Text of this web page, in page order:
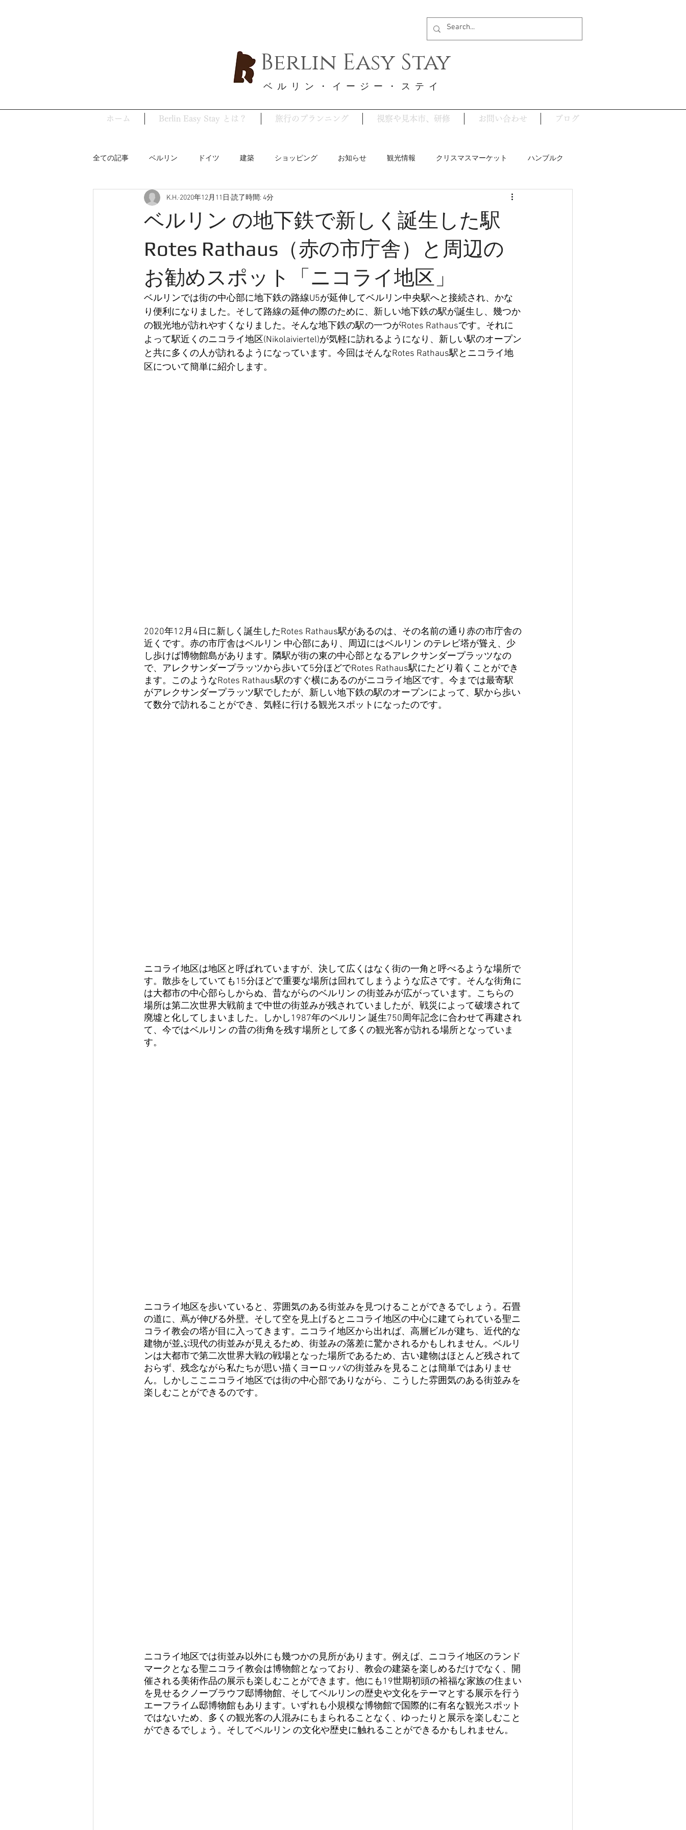
ホーム Berlin Easy Stay とは？ 旅行のプランニング 視察や見本市、研修 お問い合わせ ブログ
Berlin Easy Stay
​ベルリン・イージー・ステイ
全ての記事 ベルリン ドイツ 建築 ショッピング お知らせ 観光情報 クリスマスマーケット ハンブルク
ベルリンの史跡 バウハウス ベルリンのイベント
ベルリン の地下鉄で新しく誕生した駅
Rotes Rathaus（赤の市庁舎）と周辺の
お勧めスポット「ニコライ地区」
K.H. 2020年12月11日 読了時間: 4分
ベルリンでは街の中心部に地下鉄の路線U5が延伸してベルリン中央駅へと接続され、かな
り便利になりました。そして路線の延伸の際のために、新しい地下鉄の駅が誕生し、幾つか
の観光地が訪れやすくなりました。そんな地下鉄の駅の一つがRotes Rathausです。それに
よって駅近くのニコライ地区(Nikolaiviertel)が気軽に訪れるようになり、新しい駅のオープン
と共に多くの人が訪れるようになっています。今回はそんなRotes Rathaus駅とニコライ地
区について簡単に紹介します。
2020年12月4日に新しく誕生したRotes Rathaus駅があるのは、その名前の通り赤の市庁舎の
近くです。赤の市庁舎はベルリン 中心部にあり、周辺にはベルリン のテレビ塔が聳え、少
し歩けば博物館島があります。隣駅が街の東の中心部となるアレクサンダープラッツなの
で、アレクサンダープラッツから歩いて5分ほどでRotes Rathaus駅にたどり着くことができ
ます。このようなRotes Rathaus駅のすぐ横にあるのがニコライ地区です。今までは最寄駅
がアレクサンダープラッツ駅でしたが、新しい地下鉄の駅のオープンによって、駅から歩い
て数分で訪れることができ、気軽に行ける観光スポットになったのです。
ニコライ地区は地区と呼ばれていますが、決して広くはなく街の一角と呼べるような場所で
す。散歩をしていても15分ほどで重要な場所は回れてしまうような広さです。そんな街角に
は大都市の中心部らしからぬ、昔ながらのベルリン の街並みが広がっています。こちらの
場所は第二次世界大戦前まで中世の街並みが残されていましたが、戦災によって破壊されて
廃墟と化してしまいました。しかし1987年のベルリン 誕生750周年記念に合わせて再建され
て、今ではベルリン の昔の街角を残す場所として多くの観光客が訪れる場所となっていま
す。
ニコライ地区を歩いていると、雰囲気のある街並みを見つけることができるでしょう。石畳
の道に、蔦が伸びる外壁。そして空を見上げるとニコライ地区の中心に建てられている聖ニ
コライ教会の塔が目に入ってきます。ニコライ地区から出れば、高層ビルが建ち、近代的な
建物が並ぶ現代の街並みが見えるため、街並みの落差に驚かされるかもしれません。ベルリ
ンは大都市で第二次世界大戦の戦場となった場所であるため、古い建物はほとんど残されて
おらず、残念ながら私たちが思い描くヨーロッパの街並みを見ることは簡単ではありませ
ん。しかしここニコライ地区では街の中心部でありながら、こうした雰囲気のある街並みを
楽しむことができるのです。
ニコライ地区では街並み以外にも幾つかの見所があります。例えば、ニコライ地区のランド
マークとなる聖ニコライ教会は博物館となっており、教会の建築を楽しめるだけでなく、開
催される美術作品の展示も楽しむことができます。他にも19世期初頭の裕福な家族の住まい
を見せるクノーブラウフ邸博物館、そしてベルリンの歴史や文化をテーマとする展示を行う
エーフライム邸博物館もあります。いずれも小規模な博物館で国際的に有名な観光スポット
ではないため、多くの観光客の人混みにもまられることなく、ゆったりと展示を楽しむこと
ができるでしょう。そしてベルリン の文化や歴史に触れることができるかもしれません。